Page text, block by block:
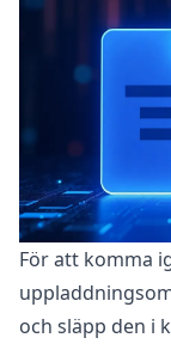
För att komma
och släpp den i